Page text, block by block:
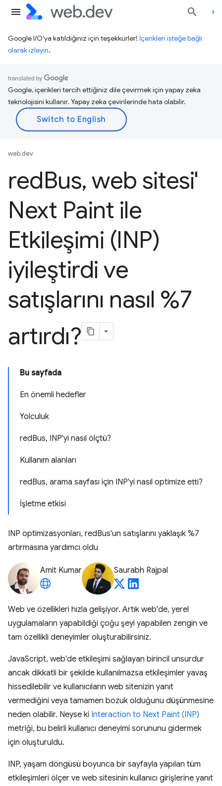
Google I/O'ya katıldığınız için teşekkürler! İçerikleri isteğe bağlı
olarak izleyin.
Google, içerikleri tercih ettiğiniz dile çevirmek için yapay zeka
teknolojisini kullanır. Yapay zeka çevirilerinde hata olabilir.
web.dev
redBus, web sitesi'
Next Paint ile
Etkileşimi (INP)
iyileştirdi ve
satışlarını nasıl %7
artırdı?
Bu sayfada
En önemli hedefler
Yolculuk
redBus, INP'yi nasıl ölçtü?
Kullanım alanları
redBus, arama sayfası için INP'yi nasıl optimize etti?
İşletme etkisi
INP optimizasyonları, redBus'un satışlarını yaklaşık %7
artırmasına yardımcı oldu
Amit Kumar Saurabh Rajpal
Web ve özellikleri hızla gelişiyor. Artık web'de, yerel
uygulamaların yapabildiği çoğu şeyi yapabilen zengin ve
tam özellikli deneyimler oluşturabilirsiniz.
JavaScript, web'de etkileşimi sağlayan birincil unsurdur
ancak dikkatli bir şekilde kullanılmazsa etkileşimler yavaş
hissedilebilir ve kullanıcıların web sitenizin yanıt
vermediğini veya tamamen bozuk olduğunu düşünmesine
neden olabilir. Neyse ki Interaction to Next Paint (INP)
metriği, bu belirli kullanıcı deneyimi sorununu gidermek
için oluşturuldu.
INP, yaşam döngüsü boyunca bir sayfayla yapılan tüm
etkileşimleri ölçer ve web sitesinin kullanıcı girişlerine yanıt